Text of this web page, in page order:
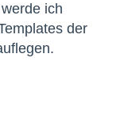
ich
der